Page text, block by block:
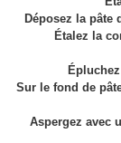
Déposez la pâte
Étalez la
Sur le fond de
Aspergez avec